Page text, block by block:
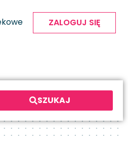
ZALOGUJ SIĘ
SZUKAJ